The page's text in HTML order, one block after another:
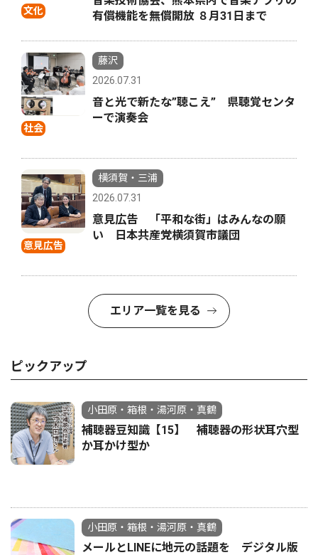
文化
有償機能を無償開放 ８月31日まで
社会
藤沢
2026.07.31
音と光で新たな”聴こえ” 県聴覚センタ
ーで演奏会
意見広告
横須賀・三浦
2026.07.31
意見広告 「平和な街」はみんなの願
い 日本共産党横須賀市議団
エリア一覧を見る
ピックアップ
小田原・箱根・湯河原・真鶴
補聴器豆知識【15】 補聴器の形状耳穴型
か耳かけ型か
小田原・箱根・湯河原・真鶴
メールとLINEに地元の話題を デジタル版